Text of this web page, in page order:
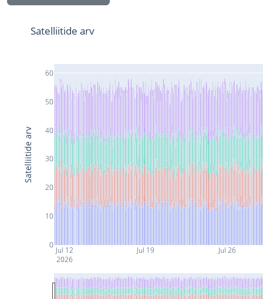
Jul 12
2026
Jul 19 Jul 26
0
10
20
30
40
50
60
Satelliitide arv
Satelliitide arv